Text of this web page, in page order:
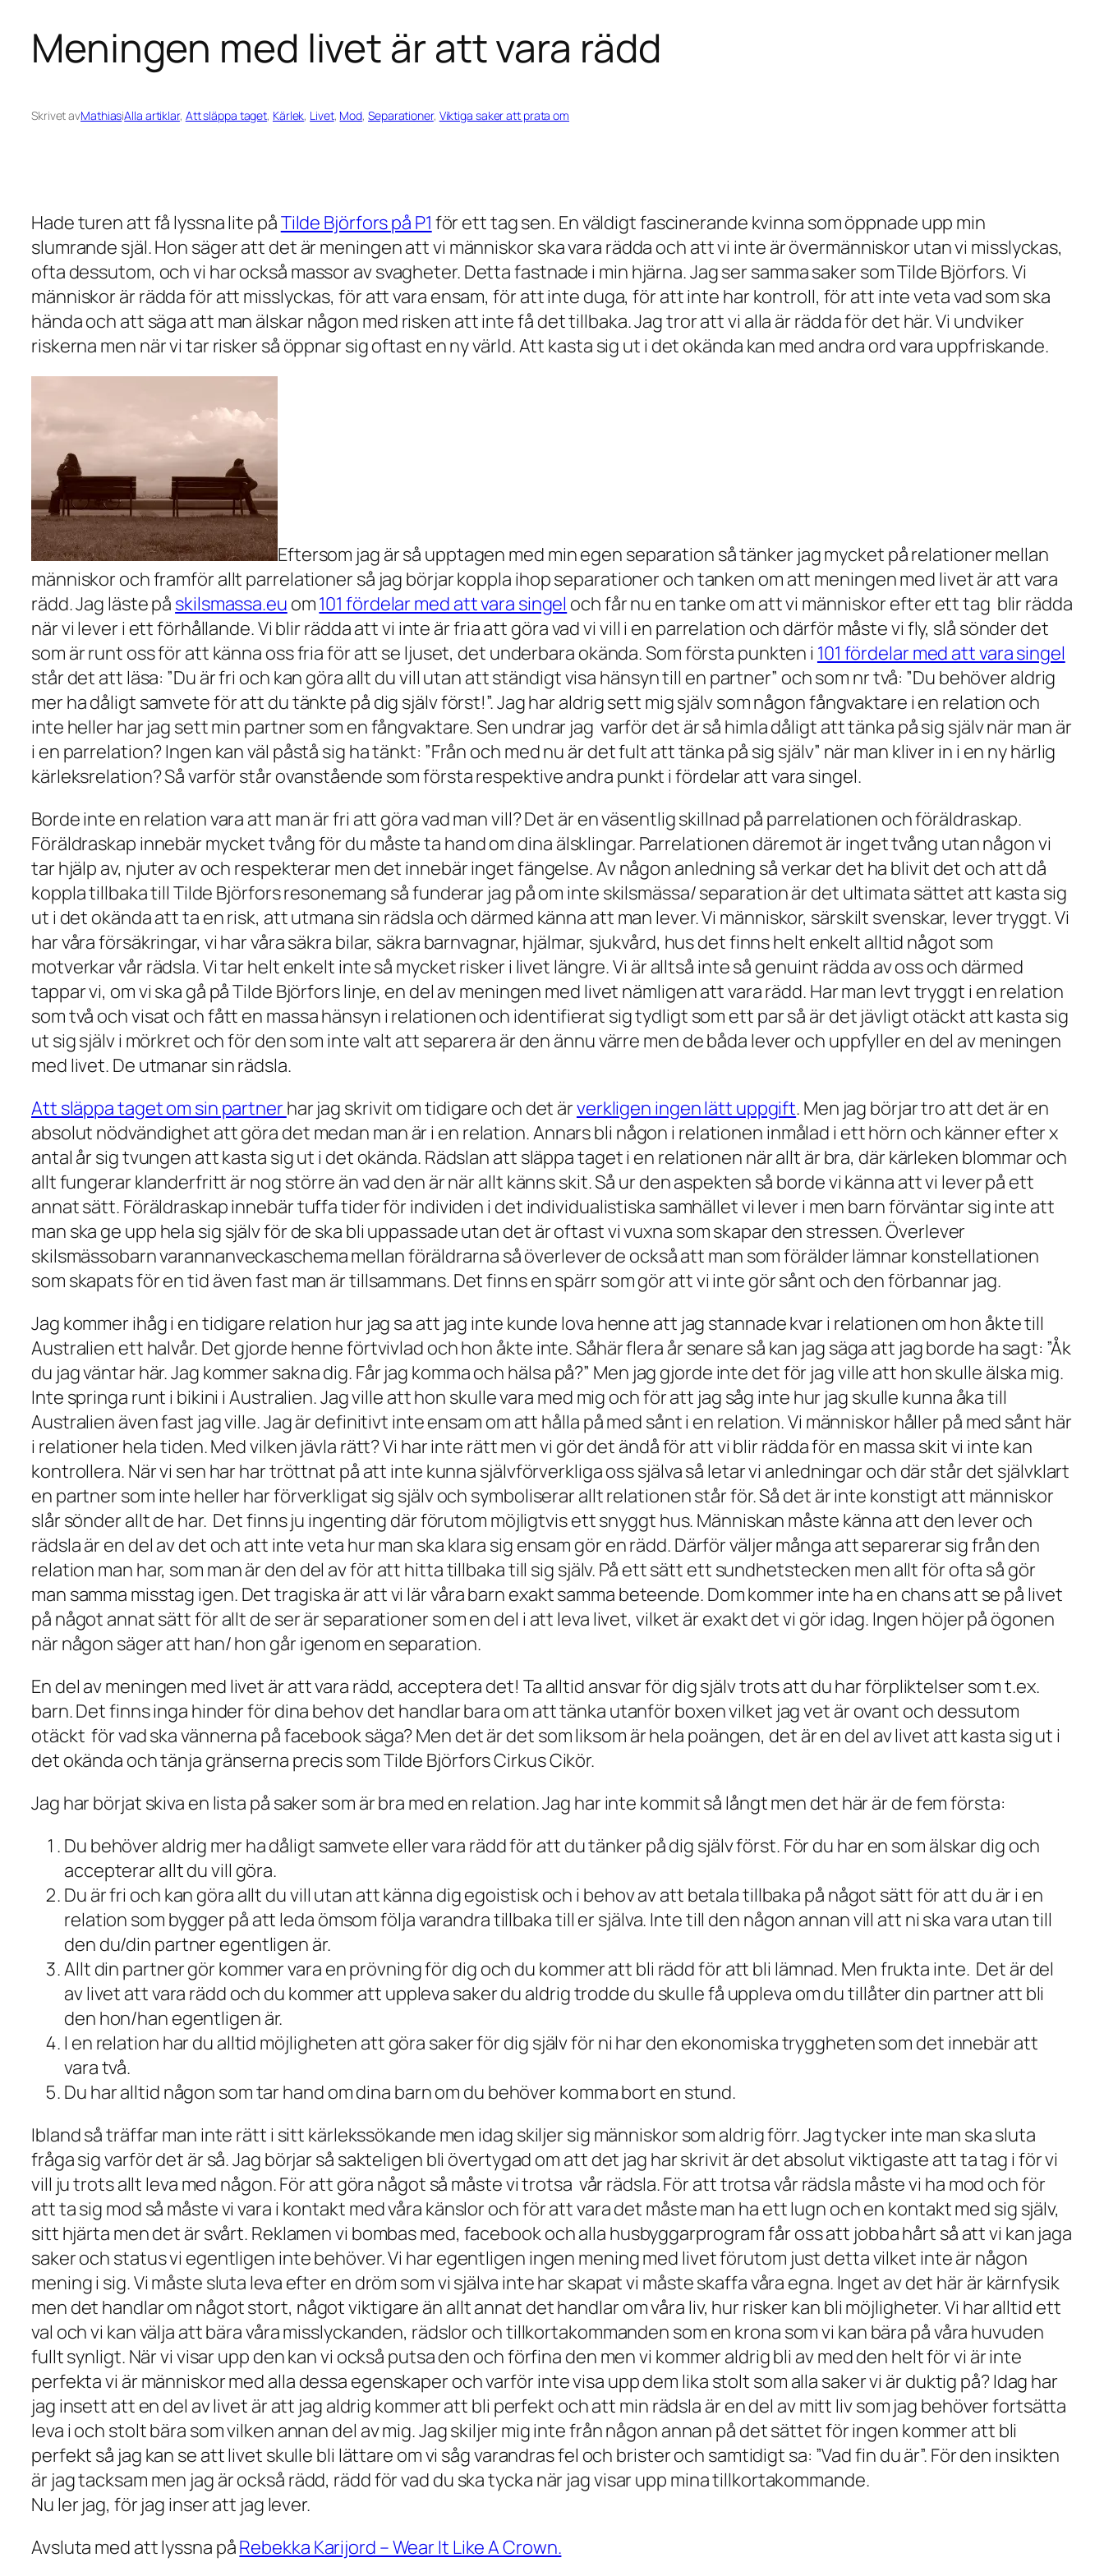
Meningen med livet är att vara rädd
Skrivet avMathiasiAlla artiklar, Att släppa taget, Kärlek, Livet, Mod, Separationer, Viktiga saker att prata om
Hade turen att få lyssna lite påTilde Björfors på P1 för ett tag sen. En väldigt fascinerande kvinna som öppnade upp min
slumrande själ. Hon säger att det är meningen att vi människor ska vara rädda och att vi inte är övermänniskor utan vi misslyckas,
ofta dessutom, och vi har också massor av svagheter. Detta fastnade i min hjärna. Jag ser samma saker som Tilde Björfors. Vi
människor är rädda för att misslyckas, för att vara ensam, för att inte duga, för att inte har kontroll, för att inte veta vad som ska
hända och att säga att man älskar någon med risken att inte få det tillbaka. Jag tror att vi alla är rädda för det här. Vi undviker
riskerna men när vi tar risker så öppnar sig oftast en ny värld. Att kasta sig ut i det okända kan med andra ord vara uppfriskande.
Eftersom jag är så upptagen med min egen separation så tänker jag mycket på relationer mellan
människor och framför allt parrelationer så jag börjar koppla ihop separationer och tanken om att meningen med livet är att vara
rädd. Jag läste på skilsmassa.eu om101 fördelar med att vara singel och får nu en tanke om att vi människor efter ett tag blir rädda
när vi lever i ett förhållande. Vi blir rädda att vi inte är fria att göra vad vi vill i en parrelation och därför måste vi fly, slå sönder det
som är runt oss för att känna oss fria för att se ljuset, det underbara okända. Som första punkten i 101 fördelar med att vara singel
står det att läsa: ”Du är fri och kan göra allt du vill utan att ständigt visa hänsyn till en partner” och som nr två: ”Du behöver aldrig
mer ha dåligt samvete för att du tänkte på dig själv först!”. Jag har aldrig sett mig själv som någon fångvaktare i en relation och
inte heller har jag sett min partner som en fångvaktare. Sen undrar jag varför det är så himla dåligt att tänka på sig själv när man är
i en parrelation? Ingen kan väl påstå sig ha tänkt: ”Från och med nu är det fult att tänka på sig själv” när man kliver in i en ny härlig
kärleksrelation? Så varför står ovanstående som första respektive andra punkt i fördelar att vara singel.
Borde inte en relation vara att man är fri att göra vad man vill? Det är en väsentlig skillnad på parrelationen och föräldraskap.
Föräldraskap innebär mycket tvång för du måste ta hand om dina älsklingar. Parrelationen däremot är inget tvång utan någon vi
tar hjälp av, njuter av och respekterar men det innebär inget fängelse. Av någon anledning så verkar det ha blivit det och att då
koppla tillbaka till Tilde Björfors resonemang så funderar jag på om inte skilsmässa/ separation är det ultimata sättet att kasta sig
ut i det okända att ta en risk, att utmana sin rädsla och därmed känna att man lever. Vi människor, särskilt svenskar, lever tryggt. Vi
har våra försäkringar, vi har våra säkra bilar, säkra barnvagnar, hjälmar, sjukvård, hus det finns helt enkelt alltid något som
motverkar vår rädsla. Vi tar helt enkelt inte så mycket risker i livet längre. Vi är alltså inte så genuint rädda av oss och därmed
tappar vi, om vi ska gå på Tilde Björfors linje, en del av meningen med livet nämligen att vara rädd. Har man levt tryggt i en relation
som två och visat och fått en massa hänsyn i relationen och identifierat sig tydligt som ett par så är det jävligt otäckt att kasta sig
ut sig själv i mörkret och för den som inte valt att separera är den ännu värre men de båda lever och uppfyller en del av meningen
med livet. De utmanar sin rädsla.
Att släppa taget om sin partnerhar jag skrivit om tidigare och det ärverkligen ingen lätt uppgift. Men jag börjar tro att det är en
absolut nödvändighet att göra det medan man är i en relation. Annars bli någon i relationen inmålad i ett hörn och känner efter x
antal år sig tvungen att kasta sig ut i det okända. Rädslan att släppa taget i en relationen när allt är bra, där kärleken blommar och
allt fungerar klanderfritt är nog större än vad den är när allt känns skit. Så ur den aspekten så borde vi känna att vi lever på ett
annat sätt. Föräldraskap innebär tuffa tider för individen i det individualistiska samhället vi lever i men barn förväntar sig inte att
man ska ge upp hela sig själv för de ska bli uppassade utan det är oftast vi vuxna som skapar den stressen. Överlever
skilsmässobarn varannanveckaschema mellan föräldrarna så överlever de också att man som förälder lämnar konstellationen
som skapats för en tid även fast man är tillsammans. Det finns en spärr som gör att vi inte gör sånt och den förbannar jag.
Jag kommer ihåg i en tidigare relation hur jag sa att jag inte kunde lova henne att jag stannade kvar i relationen om hon åkte till
Australien ett halvår. Det gjorde henne förtvivlad och hon åkte inte. Såhär flera år senare så kan jag säga att jag borde ha sagt: ”Åk
du jag väntar här. Jag kommer sakna dig. Får jag komma och hälsa på?” Men jag gjorde inte det för jag ville att hon skulle älska mig.
Inte springa runt i bikini i Australien. Jag ville att hon skulle vara med mig och för att jag såg inte hur jag skulle kunna åka till
Australien även fast jag ville. Jag är definitivt inte ensam om att hålla på med sånt i en relation. Vi människor håller på med sånt här
i relationer hela tiden. Med vilken jävla rätt? Vi har inte rätt men vi gör det ändå för att vi blir rädda för en massa skit vi inte kan
kontrollera. När vi sen har har tröttnat på att inte kunna självförverkliga oss själva så letar vi anledningar och där står det självklart
en partner som inte heller har förverkligat sig själv och symboliserar allt relationen står för. Så det är inte konstigt att människor
slår sönder allt de har. Det finns ju ingenting där förutom möjligtvis ett snyggt hus. Människan måste känna att den lever och
rädsla är en del av det och att inte veta hur man ska klara sig ensam gör en rädd. Därför väljer många att separerar sig från den
relation man har, som man är den del av för att hitta tillbaka till sig själv. På ett sätt ett sundhetstecken men allt för ofta så gör
man samma misstag igen. Det tragiska är att vi lär våra barn exakt samma beteende. Dom kommer inte ha en chans att se på livet
på något annat sätt för allt de ser är separationer som en del i att leva livet, vilket är exakt det vi gör idag. Ingen höjer på ögonen
när någon säger att han/ hon går igenom en separation.
En del av meningen med livet är att vara rädd, acceptera det! Ta alltid ansvar för dig själv trots att du har förpliktelser som t.ex.
barn. Det finns inga hinder för dina behov det handlar bara om att tänka utanför boxen vilket jag vet är ovant och dessutom
otäckt för vad ska vännerna på facebook säga? Men det är det som liksom är hela poängen, det är en del av livet att kasta sig ut i
det okända och tänja gränserna precis som Tilde Björfors Cirkus Cikör.
Jag har börjat skiva en lista på saker som är bra med en relation. Jag har inte kommit så långt men det här är de fem första:
Du behöver aldrig mer ha dåligt samvete eller vara rädd för att du tänker på dig själv först. För du har en som älskar dig och
accepterar allt du vill göra.
Du är fri och kan göra allt du vill utan att känna dig egoistisk och i behov av att betala tillbaka på något sätt för att du är i en
relation som bygger på att leda ömsom följa varandra tillbaka till er själva. Inte till den någon annan vill att ni ska vara utan till
den du/din partner egentligen är.
Allt din partner gör kommer vara en prövning för dig och du kommer att bli rädd för att bli lämnad. Men frukta inte. Det är del
av livet att vara rädd och du kommer att uppleva saker du aldrig trodde du skulle få uppleva om du tillåter din partner att bli
den hon/han egentligen är.
I en relation har du alltid möjligheten att göra saker för dig själv för ni har den ekonomiska tryggheten som det innebär att
vara två.
Du har alltid någon som tar hand om dina barn om du behöver komma bort en stund.
Ibland så träffar man inte rätt i sitt kärlekssökande men idag skiljer sig människor som aldrig förr. Jag tycker inte man ska sluta
fråga sig varför det är så. Jag börjar så sakteligen bli övertygad om att det jag har skrivit är det absolut viktigaste att ta tag i för vi
vill ju trots allt leva med någon. För att göra något så måste vi trotsa vår rädsla. För att trotsa vår rädsla måste vi ha mod och för
att ta sig mod så måste vi vara i kontakt med våra känslor och för att vara det måste man ha ett lugn och en kontakt med sig själv,
sitt hjärta men det är svårt. Reklamen vi bombas med, facebook och alla husbyggarprogram får oss att jobba hårt så att vi kan jaga
saker och status vi egentligen inte behöver. Vi har egentligen ingen mening med livet förutom just detta vilket inte är någon
mening i sig. Vi måste sluta leva efter en dröm som vi själva inte har skapat vi måste skaffa våra egna. Inget av det här är kärnfysik
men det handlar om något stort, något viktigare än allt annat det handlar om våra liv, hur risker kan bli möjligheter. Vi har alltid ett
val och vi kan välja att bära våra misslyckanden, rädslor och tillkortakommanden som en krona som vi kan bära på våra huvuden
fullt synligt. När vi visar upp den kan vi också putsa den och förfina den men vi kommer aldrig bli av med den helt för vi är inte
perfekta vi är människor med alla dessa egenskaper och varför inte visa upp dem lika stolt som alla saker vi är duktig på? Idag har
jag insett att en del av livet är att jag aldrig kommer att bli perfekt och att min rädsla är en del av mitt liv som jag behöver fortsätta
leva i och stolt bära som vilken annan del av mig. Jag skiljer mig inte från någon annan på det sättet för ingen kommer att bli
perfekt så jag kan se att livet skulle bli lättare om vi såg varandras fel och brister och samtidigt sa: ”Vad fin du är”. För den insikten
är jag tacksam men jag är också rädd, rädd för vad du ska tycka när jag visar upp mina tillkortakommande.
Nu ler jag, för jag inser att jag lever.
Avsluta med att lyssna påRebekka Karijord – Wear It Like A Crown.